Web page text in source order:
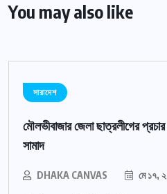
You may also like
সারাদেশ
মৌলভীবাজার জেলা ছাত্রলীগের
সামাদ
DHAKA CANVAS মে ১৭,